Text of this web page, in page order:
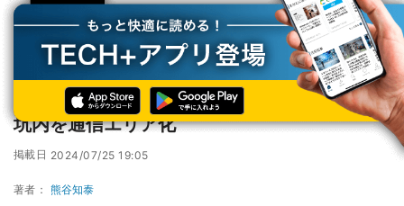
TECH+ 企業IT
ITインフラ
KDDIなど、Starlinkを活用し建設中トンネル坑内を通信エリア化
KDDIなど、Starlinkを活用し建設中トンネル
坑内を通信エリア化
掲載日 2024/07/25 19:05
著者： 熊谷知泰